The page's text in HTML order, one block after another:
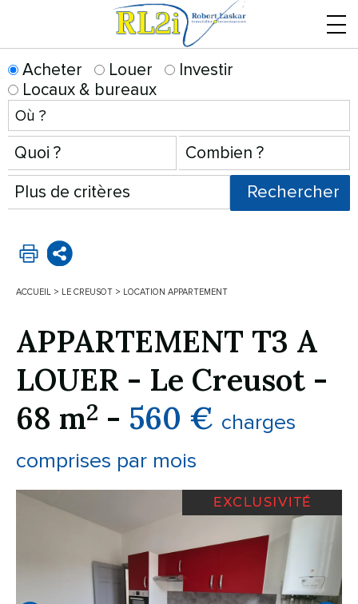
Acheter Louer
Investir
Locaux & bureaux
ACCUEIL > LE CREUSOT > LOCATION APPARTEMENT
APPARTEMENT T3 A
LOUER - Le Creusot -
68 m2 - 560 € charges
comprises par mois